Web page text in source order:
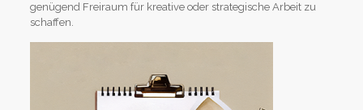
genügend Freiraum für kreative oder strategische Arbeit zu
schaffen.